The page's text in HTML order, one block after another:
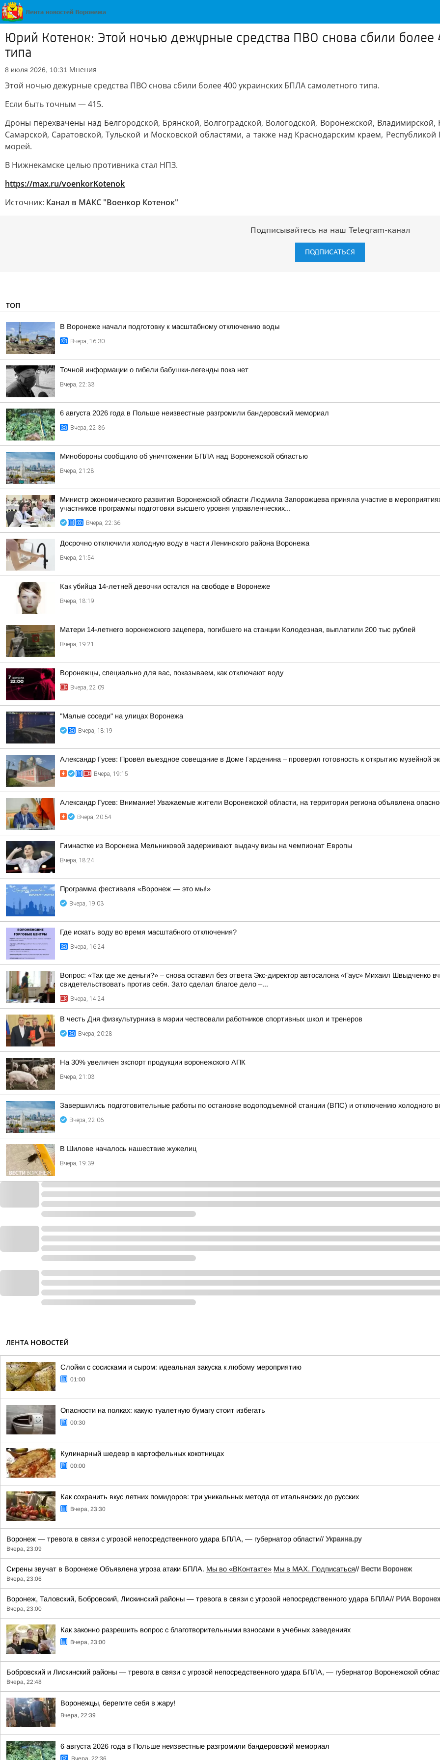
Юрий Котенок: Этой ночью дежурные средства ПВО снова сбили
типа
8 июля 2026, 10:31 Мнения
Этой ночью дежурные средства ПВО снова сбили более 400 украинских БПЛА самолетного типа.
Если быть точным — 415.
Дроны перехвачены над Белгородской, Брянской, Волгоградской, Вологодской, Воронежской,
Самарской, Саратовской, Тульской и Московской областями, а также над Краснодарским краем,
морей.
В Нижнекамске целью противника стал НПЗ.
https://max.ru/voenkorKotenok
Источник: Канал в МАКС "Военкор Котенок"
Подписывайтесь на наш Telegram-канал
ПОДПИСАТЬСЯ
ТОП
В Воронеже начали подготовку к масштабному отключению воды
Вчера, 16:30
Точной информации о гибели бабушки-легенды пока нет
Вчера, 22:33
6 августа 2026 года в Польше неизвестные разгромили бандеровский мемориал
Вчера, 22:36
Минобороны сообщило об уничтожении БПЛА над Воронежской областью
Вчера, 21:28
Министр экономического развития Воронежской области Людмила Запорожцева приняла участие в
участников программы подготовки высшего уровня управленческих...
Вчера, 22:36
Досрочно отключили холодную воду в части Ленинского района Воронежа
Вчера, 21:54
Как убийца 14-летней девочки остался на свободе в Воронеже
Вчера, 18:19
Матери 14-летнего воронежского зацепера, погибшего на станции Колодезная, выплатили 200 тыс рублей
Вчера, 19:21
Воронежцы, специально для вас, показываем, как отключают воду
Вчера, 22:09
"Малые соседи" на улицах Воронежа
Вчера, 18:19
Александр Гусев: Провёл выездное совещание в Доме Гарденина – проверил готовность к открытию музейной
Вчера, 19:15
Александр Гусев: Внимание! Уважаемые жители Воронежской области, на территории региона объявлена
Вчера, 20:54
Гимнастке из Воронежа Мельниковой задерживают выдачу визы на чемпионат Европы
Вчера, 18:24
Программа фестиваля «Воронеж — это мы!»
Вчера, 19:03
Где искать воду во время масштабного отключения?
Вчера, 16:24
Вопрос: «Так где же деньги?» – снова оставил без ответа Экс-директор автосалона «Гаус» Михаил
свидетельствовать против себя. Зато сделал благое дело –...
Вчера, 14:24
В честь Дня физкультурника в мэрии чествовали работников спортивных школ и тренеров
Вчера, 20:28
На 30% увеличен экспорт продукции воронежского АПК
Вчера, 21:03
Завершились подготовительные работы по остановке водоподъемной станции (ВПС) и отключению холодного
Вчера, 22:06
В Шилове началось нашествие жужелиц
Вчера, 19:39
ЛЕНТА НОВОСТЕЙ
Слойки с сосисками и сыром: идеальная закуска к любому мероприятию
01:00
Опасности на полках: какую туалетную бумагу стоит избегать
00:30
Кулинарный шедевр в картофельных кокотницах
00:00
Как сохранить вкус летних помидоров: три уникальных метода от итальянских до русских
Вчера, 23:30
Воронеж — тревога в связи с угрозой непосредственного удара БПЛА, — губернатор области// Украина.ру
Вчера, 23:09
Сирены звучат в Воронеже Объявлена угроза атаки БПЛА. Мы во «ВКонтакте» Мы в MAX. Подписаться// Вести Воронеж
Вчера, 23:06
Воронеж, Таловский, Бобровский, Лискинский районы — тревога в связи с угрозой непосредственного удара БПЛА// РИА
Вчера, 23:00
Как законно разрешить вопрос с благотворительными взносами в учебных заведениях
Вчера, 23:00
Бобровский и Лискинский районы — тревога в связи с угрозой непосредственного удара БПЛА, — губернатор Воронежской
Вчера, 22:48
Воронежцы, берегите себя в жару!
Вчера, 22:39
6 августа 2026 года в Польше неизвестные разгромили бандеровский мемориал
Вчера, 22:36